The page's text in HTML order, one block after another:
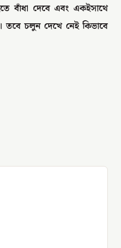
বাঁধা দেবে এবং একইসাথে
তবে চলুন দেখে নেই কিভাবে